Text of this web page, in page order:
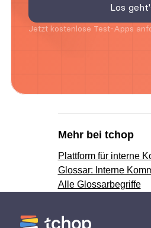
Jetzt kostenlose Test-Apps
Mehr bei tchop
Plattform für interne
Glossar: Interne
Alle Glossarbegriffe